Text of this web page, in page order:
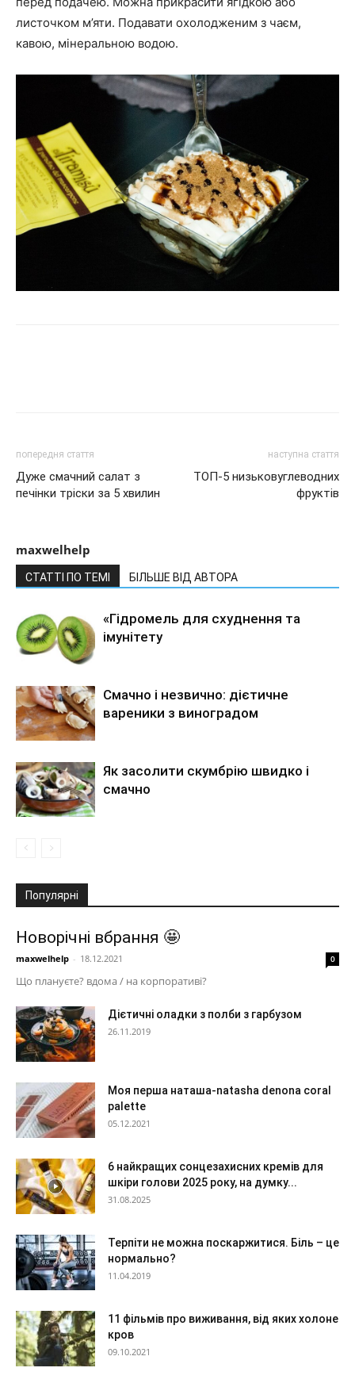
листочком м’яти. Подавати охолодженим з чаєм,
кавою, мінеральною водою.
попередня стаття
Дуже смачний салат з
печінки тріски за 5 хвилин
наступна стаття
ТОП-5 низьковуглеводних
фруктів
maxwelhelp
СТАТТІ ПО ТЕМІ БІЛЬШЕ ВІД АВТОРА
«Гідромель для схуднення та
імунітету
Смачно і незвично: дієтичне
вареники з виноградом
Як засолити скумбрію швидко і
смачно
Популярні
Новорічні вбрання 🤩
maxwelhelp - 18.12.2021 0
Що плануєте? вдома / на корпоративі?
Дієтичні оладки з полби з гарбузом
26.11.2019
Моя перша наташа-natasha denona coral
palette
05.12.2021
6 найкращих сонцезахисних кремів для
шкіри голови 2025 року, на думку...
31.08.2025
Терпіти не можна поскаржитися. Біль – це
нормально?
11.04.2019
11 фільмів про виживання, від яких холоне
кров
09.10.2021